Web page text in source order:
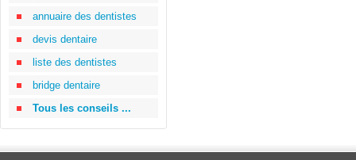
annuaire des dentistes
devis dentaire
liste des dentistes
bridge dentaire
Tous les conseils ...